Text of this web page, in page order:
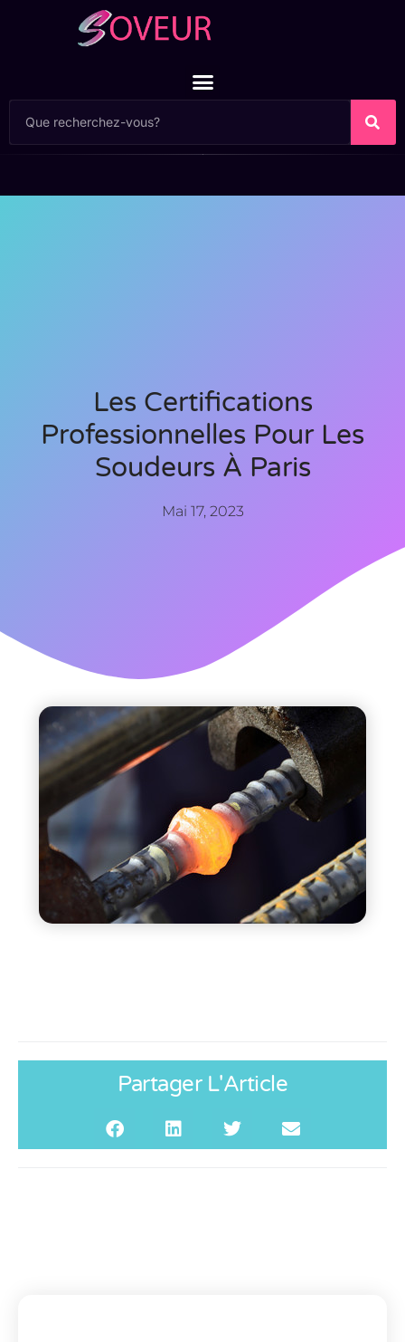
Les Certifications
Professionnelles Pour Les
Soudeurs À Paris
Mai 17, 2023
Partager L'Article